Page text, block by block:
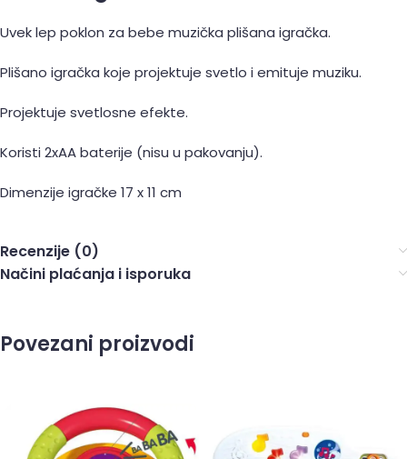
Uvek lep poklon za bebe muzička plišana igračka.
Plišano igračka koje projektuje svetlo i emituje muziku.
Projektuje svetlosne efekte.
Koristi 2xAA baterije (nisu u pakovanju).
Dimenzije igračke 17 x 11 cm
Recenzije (0)
Načini plaćanja i isporuka
Povezani proizvodi